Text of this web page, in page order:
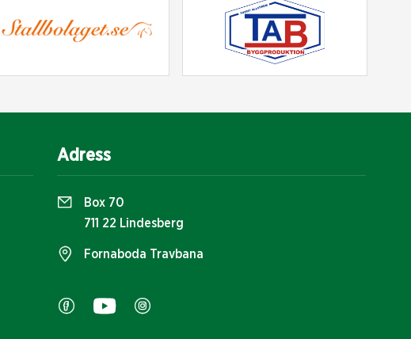
Adress
Box 70
711 22 Lindesberg
Fornaboda Travbana